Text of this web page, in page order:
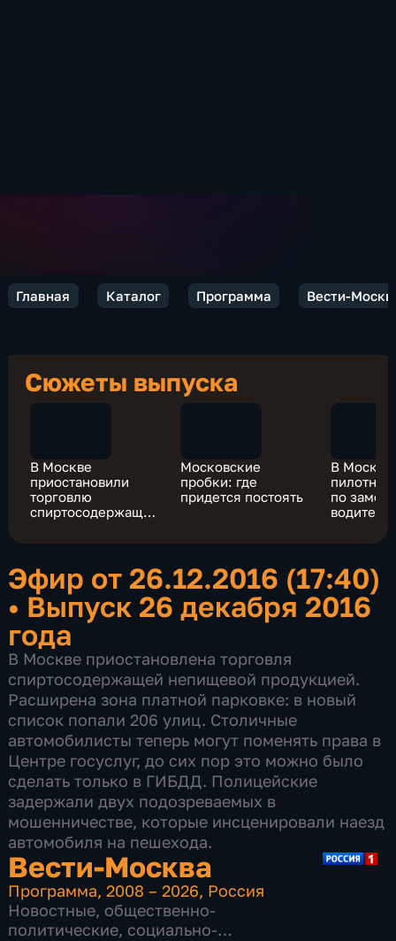
Главная Каталог Программа Вести-
Сюжеты выпуска
В Москве
приостановили
торговлю
спиртосодержащей
Московские
пробки: где
придется постоять
В
по
Эфир от 26.12.2016 (17:40)
• Выпуск 26 декабря 2016
года
В Москве приостановлена торговля
спиртосодержащей непищевой продукцией.
Расширена зона платной парковке: в новый
список попали 206 улиц. Столичные
автомобилисты теперь могут поменять права в
Центре госуслуг, до сих пор это можно было
сделать только в ГИБДД. Полицейские
задержали двух подозреваемых в
мошенничестве, которые инсценировали наезд
автомобиля на пешехода.
Вести-Москва
Программа,2008 – 2026, Россия
Новостные, общественно-
политические, социально-